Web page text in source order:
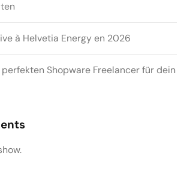
à Helvetia Energy en 2026
Shopware Freelancer für dein